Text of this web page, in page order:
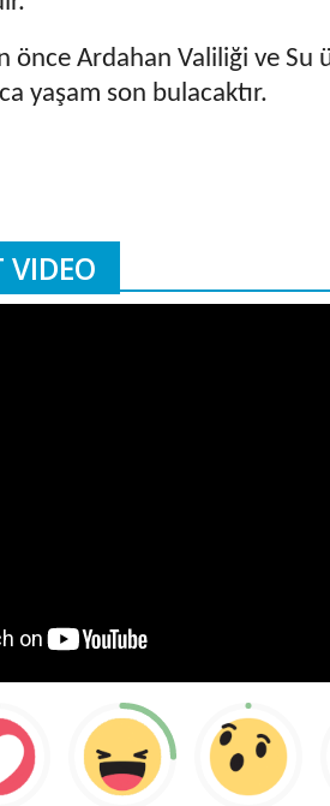
önce Ardahan Valiliği ve Su
yaşam son bulacaktır.
VIDEO